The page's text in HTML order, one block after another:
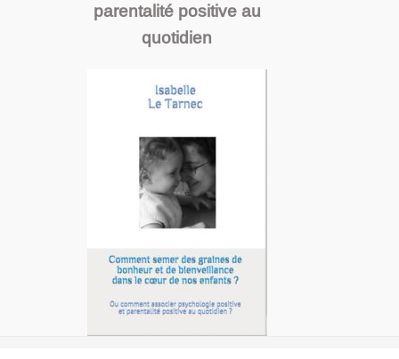
parentalité positive au
quotidien